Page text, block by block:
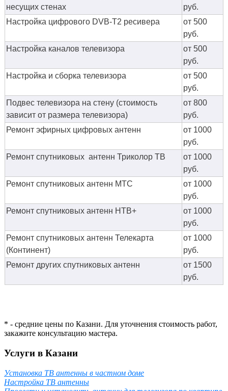
несущих стенах
руб.
Настройка цифрового DVB-T2 ресивера
от 500
руб.
Настройка каналов телевизора
от 500
руб.
Настройка и сборка телевизора
от 500
руб.
Подвес телевизора на стену (стоимость
зависит от размера телевизора)
от 800
руб.
Ремонт эфирных цифровых антенн
от 1000
руб.
Ремонт спутниковых антенн Триколор ТВ
от 1000
руб.
Ремонт спутниковых антенн МТС
от 1000
руб.
Ремонт спутниковых антенн НТВ+
от 1000
руб.
Ремонт спутниковых антенн Телекарта
(Континент)
от 1000
руб.
Ремонт других спутниковых антенн
от 1500
руб.
* - средние цены по Казани. Для уточнения стоимость работ,
закажите консультацию мастера.
Услуги в Казани
Установка ТВ антенны в частном доме
Настройка ТВ антенны